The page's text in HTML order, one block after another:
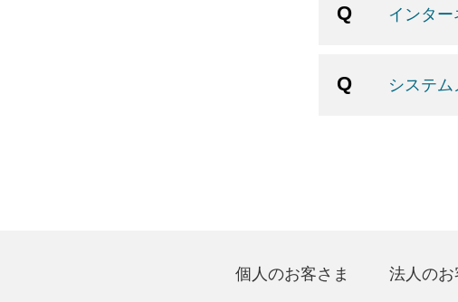
インタ
システ
個人のお客さま 法人のお